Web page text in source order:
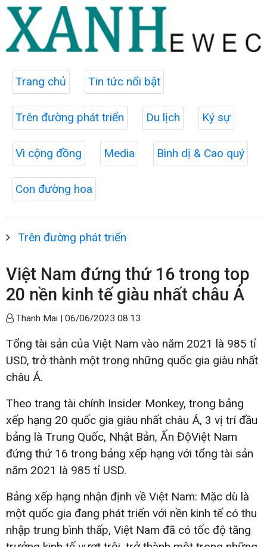
Trang chủ Tin tức nổi bật
Trên đường phát triển Du lịch Ký sự
Vì cộng đồng Media Bình dị & Cao quý
Con đường hoa
Trên đường phát triển
Việt Nam đứng thứ 16 trong top
20 nền kinh tế giàu nhất châu Á
Thanh Mai | 06/06/2023 08:13
Tổng tài sản của Việt Nam vào năm 2021 là 985 tỉ
USD, trở thành một trong những quốc gia giàu nhất
châu Á.
Theo trang tài chính Insider Monkey, trong bảng
xếp hạng 20 quốc gia giàu nhất châu Á, 3 vị trí đầu
bảng là Trung Quốc, Nhật Bản, Ấn ĐộViệt Nam
đứng thứ 16 trong bảng xếp hạng với tổng tài sản
năm 2021 là 985 tỉ USD.
Bảng xếp hạng nhận định về Việt Nam: Mặc dù là
một quốc gia đang phát triển với nền kinh tế có thu
nhập trung bình thấp, Việt Nam đã có tốc độ tăng